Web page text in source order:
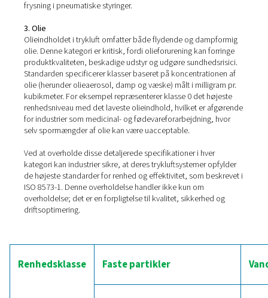
1. Faste partikler
Denne kategori omhandler koncentrationen af faste
luften, som kan variere fra mikroskopisk små
mere betydeligt affald. Standarden definerer flere
partikelstørrelse og koncentration, målt i mikron og
partikler pr. kubikmeter luft. Klasse 1 angiver f.eks. en
partikelstørrelse på 0,1 til 0,5 mikron med en
koncentrationsgrænse, mens klasse 5 tillader større
med en højere koncentration. Overholdelse af disse
afgørende i applikationer, hvor selv de mindste
forårsage betydelig produktkontaminering eller skade
præcisionsudstyr.
2. Vand
Vand i trykluft kan forekomme i forskellige former:
og vanddamp begynder at kondensere til væske.
spænder fra et lavere dugpunkt, der angiver tørrere